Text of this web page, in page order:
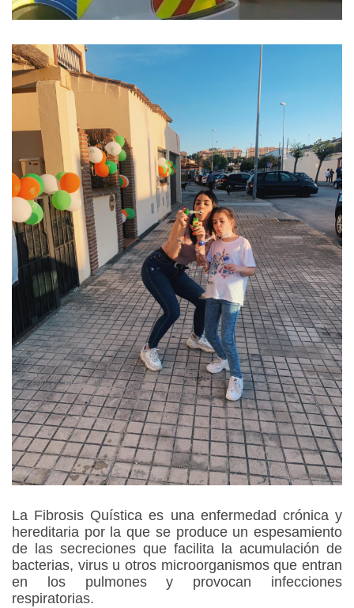
La Fibrosis Quística es una enfermedad crónica y
hereditaria por la que se produce un espesamiento
de las secreciones que facilita la acumulación de
bacterias, virus u otros microorganismos que entran
en los pulmones y provocan infecciones
respiratorias.